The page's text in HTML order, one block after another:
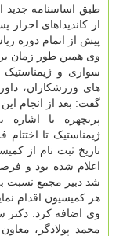
طبق اساسنامه جدید
پیش از اتمام دوره
وی همین طور زمان
سواری و
های ورزشکاران،
گفت: بعد از انجام
پریچهره با اشاره
ژیمناستیک تا
شد دبیر مجمع نسبت
هر کمیسیون اقدام
وی اضافه کرد: دکتر
محمد پولادگر،